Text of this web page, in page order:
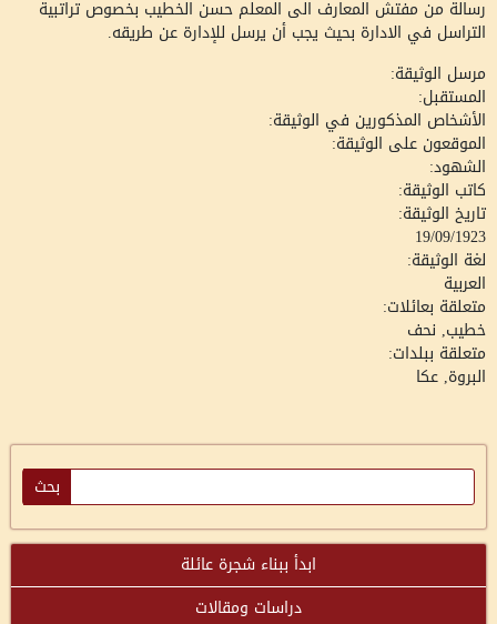
رسالة من مفتش المعارف الى المعلم حسن الخطيب بخصوص تراتبية
التراسل في الادارة بحيث يجب أن يرسل للإدارة عن طريقه.
مرسل الوثيقة:
المستقبل:
الأشخاص المذكورين في الوثيقة:
الموقعون على الوثيقة:
الشهود:
كاتب الوثيقة:
تاريخ الوثيقة:
19/09/1923
لغة الوثيقة:
العربية
متعلقة بعائلات:
خطيب, نحف
متعلقة ببلدات:
البروة, عكا
ابدأ ببناء شجرة عائلة
دراسات ومقالات